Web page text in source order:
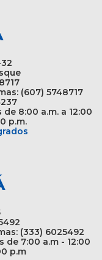
(607) 5748717
8:00 a.m. a 12:00
p.m.
(333) 6025492
de 7:00 a.m - 12:00
p.m